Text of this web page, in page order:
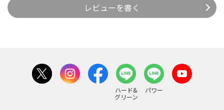
レビューを書く
ハード&
グリーン
パワー